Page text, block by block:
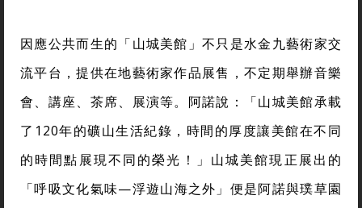
因應公共而生的「山城美館」不只是水金九藝術家交
流平台，提供在地藝術家作品展售，不定期舉辦音樂
會、講座、茶席、展演等。阿諾說：「山城美館承載
了120年的礦山生活紀錄，時間的厚度讓美館在不同
的時間點展現不同的榮光！」山城美館現正展出的
「呼吸文化氣味—浮遊山海之外」便是阿諾與璞草園